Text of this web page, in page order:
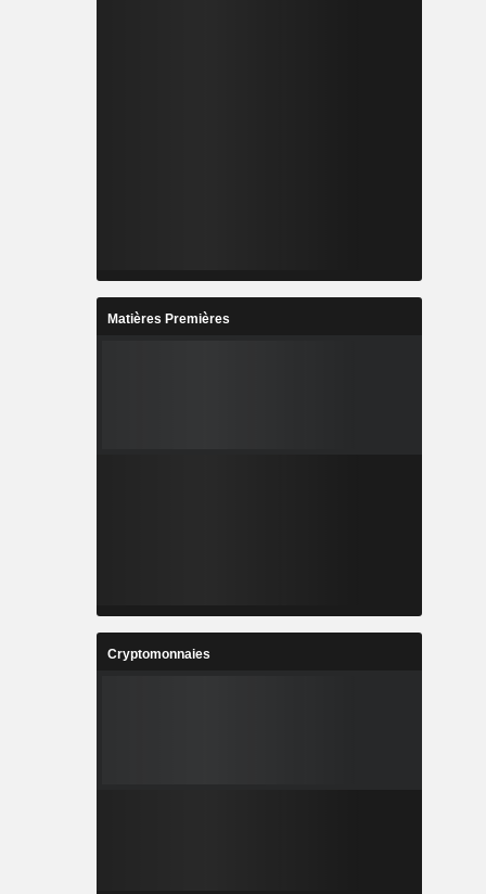
Matières Premières
Cryptomonnaies